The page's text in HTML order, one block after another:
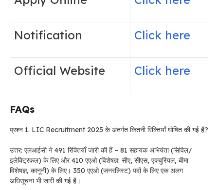
Notification Click here
Official Website Click here
FAQs
प्रश्न 1. LIC Recruitment 2025 के अंतर्गत कितनी रिक्तियाँ घोषित की गई हैं?
उत्तर: एलआईसी ने 491 रिक्तियाँ जारी की हैं – 81 सहायक अभियंता (सिविल/
इलेक्ट्रिकल) के लिए और 410 एएओ (विशेषज्ञ: सीए, सीएस, एक्चुरियल, बीमा
विशेषज्ञ, कानूनी) के लिए। 350 एएओ (जनरलिस्ट) पदों के लिए एक अलग
अधिसूचना भी जारी की गई है।